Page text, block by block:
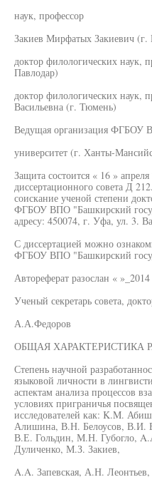
наук, профессор
Закиев Мирфатых Закиевич (г.
доктор филологических наук,
Павлодар)
доктор филологических наук,
Васильевна (г. Тюмень)
Ведущая организация ФГБОУ
университет (г. Ханты-
Защита состоится « 16 »
диссертационного совета Д
соискание ученой степени
ФГБОУ ВПО "Башкирский
адресу: 450074, г. Уфа, ул. 3.
С диссертацией можно
ФГБОУ ВПО "Башкирский
Автореферат разослан « »_2014
Ученый секретарь совета,
А.А.Федоров
ОБЩАЯ ХАРАКТЕРИСТИКА
Степень научной
языковой личности в
аспектам анализа процессов
условиях приграничья
исследователей как: K.M.
Алишина, В.Н. Белоусов, В.И.
В.Е. Гольдин, М.Н. Губогло,
Дуличенко, М.З. Закиев,
A.A. Запевская, А.Н.